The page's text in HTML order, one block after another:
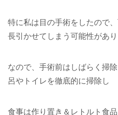
特に私は目の手術をしたので
長引かせてしまう可能性があり
なので、手術前はしばらく掃
呂やトイレを徹底的に掃除し
食事は作り置き＆レトルト食